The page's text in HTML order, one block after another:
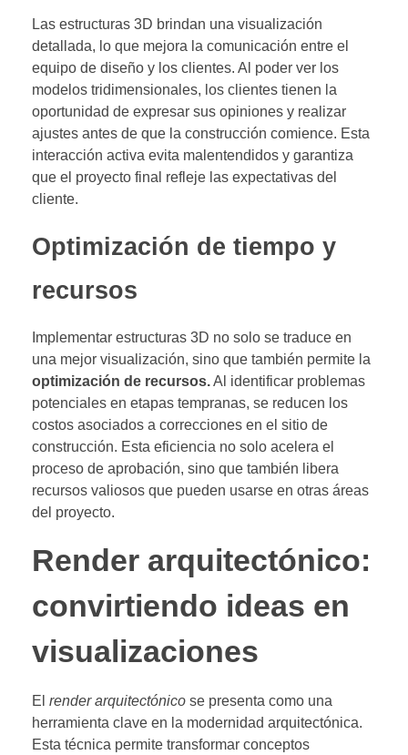
Las estructuras 3D brindan una visualización
detallada, lo que mejora la comunicación entre el
equipo de diseño y los clientes. Al poder ver los
modelos tridimensionales, los clientes tienen la
oportunidad de expresar sus opiniones y realizar
ajustes antes de que la construcción comience. Esta
interacción activa evita malentendidos y garantiza
que el proyecto final refleje las expectativas del
cliente.
Optimización de tiempo y
recursos
Implementar estructuras 3D no solo se traduce en
una mejor visualización, sino que también permite la
optimización de recursos.Al identificar problemas
potenciales en etapas tempranas, se reducen los
costos asociados a correcciones en el sitio de
construcción. Esta eficiencia no solo acelera el
proceso de aprobación, sino que también libera
recursos valiosos que pueden usarse en otras áreas
del proyecto.
Render arquitectónico:
convirtiendo ideas en
visualizaciones
El render arquitectónico se presenta como una
herramienta clave en la modernidad arquitectónica.
Esta técnica permite transformar conceptos